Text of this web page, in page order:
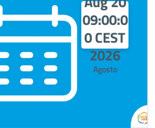
09:00:0
0 CEST
2026
Agosto